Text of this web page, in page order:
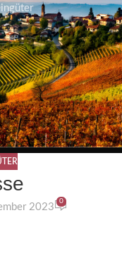
2023
0